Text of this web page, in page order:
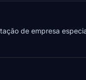
de empresa